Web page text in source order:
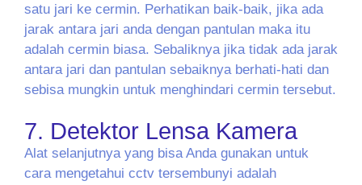
satu jari ke cermin. Perhatikan baik-baik, jika ada
jarak antara jari anda dengan pantulan maka itu
adalah cermin biasa. Sebaliknya jika tidak ada jarak
antara jari dan pantulan sebaiknya berhati-hati dan
sebisa mungkin untuk menghindari cermin tersebut.
7. Detektor Lensa Kamera
Alat selanjutnya yang bisa Anda gunakan untuk
cara mengetahui cctv tersembunyi adalah